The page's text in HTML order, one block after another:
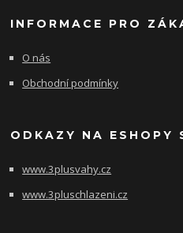
INFORMACE PRO
O nás
Obchodní podmínky
ODKAZY NA ESHOPY
www.3plusvahy.cz
www.3pluschlazeni.cz